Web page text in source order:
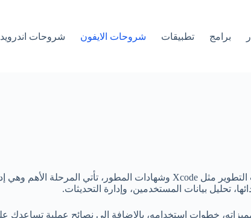
برامج تطبيقات شروحات الايفون شروحات اندرويد
تحليل بيانات المستخدمين، وإدارة التحديثات.